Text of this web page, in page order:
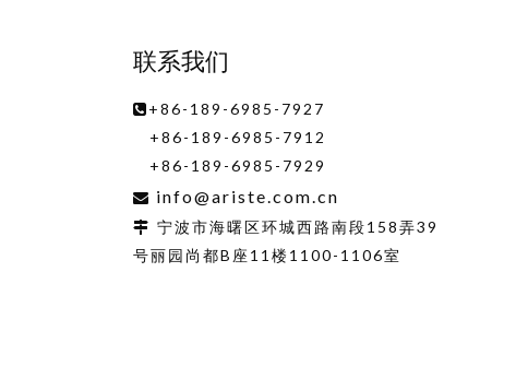
联系我们
 +86-189-6985-7927
+86-189-6985-7912
+86-189-6985-7929
 info@ariste.com.cn
 宁波市海曙区环城西路南段158弄39
号丽园尚都B座11楼1100-1106室